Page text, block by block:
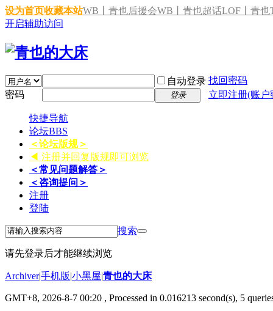
设为首页收藏本站WB丨青也后援会WB丨青也超话LOF丨青也
开启辅助访问
自动登录 找回密码
密码
登录 立即注册(账
快捷导航
论坛BBS
＜论坛版规＞
◀ 注册并回复版规即可浏览
＜常见问题解答＞
＜咨询提问＞
注册
登陆
搜索
请先登录后才能继续浏览
Archiver|手机版|小黑屋|青也的大床
GMT+8, 2026-8-7 00:20 , Processed in 0.016213 second(s), 5